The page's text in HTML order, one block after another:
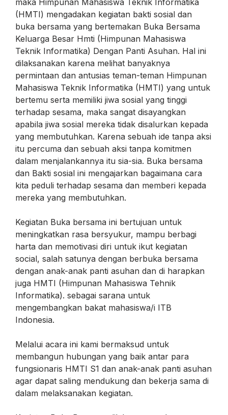
(HMTI) mengadakan kegiatan bakti sosial dan
buka bersama yang bertemakan Buka Bersama
Keluarga Besar Hmti (Himpunan Mahasiswa
Teknik Informatika) Dengan Panti Asuhan. Hal ini
dilaksanakan karena melihat banyaknya
permintaan dan antusias teman-teman Himpunan
Mahasiswa Teknik Informatika (HMTI) yang untuk
bertemu serta memiliki jiwa sosial yang tinggi
terhadap sesama, maka sangat disayangkan
apabila jiwa sosial mereka tidak disalurkan kepada
yang membutuhkan. Karena sebuah ide tanpa aksi
itu percuma dan sebuah aksi tanpa komitmen
dalam menjalankannya itu sia-sia. Buka bersama
dan Bakti sosial ini mengajarkan bagaimana cara
kita peduli terhadap sesama dan memberi kepada
mereka yang membutuhkan.
Kegiatan Buka bersama ini bertujuan untuk
meningkatkan rasa bersyukur, mampu berbagi
harta dan memotivasi diri untuk ikut kegiatan
social, salah satunya dengan berbuka bersama
dengan anak-anak panti asuhan dan di harapkan
juga HMTI (Himpunan Mahasiswa Tehnik
Informatika). sebagai sarana untuk
mengembangkan bakat mahasiswa/i ITB
Indonesia.
Melalui acara ini kami bermaksud untuk
membangun hubungan yang baik antar para
fungsionaris HMTI S1 dan anak-anak panti asuhan
agar dapat saling mendukung dan bekerja sama di
dalam melaksanakan kegiatan.